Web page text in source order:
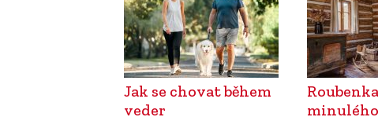
Jak se chovat během
veder